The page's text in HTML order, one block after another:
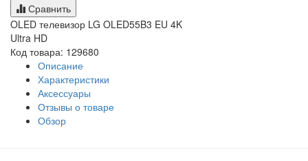
Сравнить
OLED телевизор LG OLED55B3 EU 4K
Ultra HD
Код товара: 129680
Описание
Характеристики
Аксессуары
Отзывы о товаре
Обзор